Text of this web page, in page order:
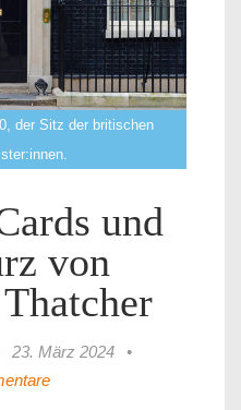
der Sitz der britischen
und
von
23. März 2024
•